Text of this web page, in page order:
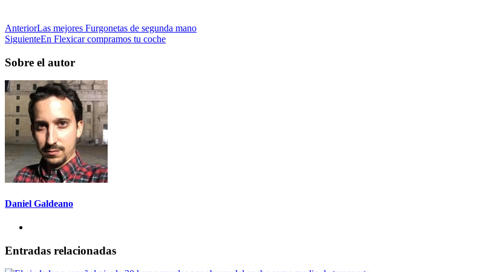
AnteriorLas mejores Furgonetas de segunda mano
SiguienteEn Flexicar compramos tu coche
Sobre el autor
Daniel Galdeano
Entradas relacionadas